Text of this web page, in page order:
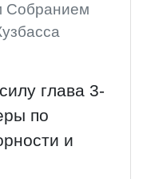
Собранием
глава 3-
по
и